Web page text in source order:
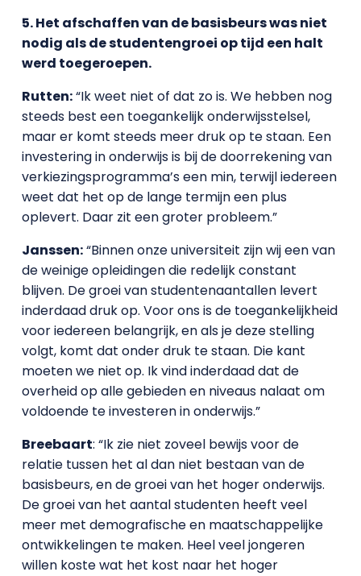
5. Het afschaffen van de basisbeurs was niet
nodig als de studentengroei op tijd een halt
werd toegeroepen.
Rutten:“Ik weet niet of dat zo is. We hebben nog
steeds best een toegankelijk onderwijsstelsel,
maar er komt steeds meer druk op te staan. Een
investering in onderwijs is bij de doorrekening van
verkiezingsprogramma’s een min, terwijl iedereen
weet dat het op de lange termijn een plus
oplevert. Daar zit een groter probleem.”
Janssen:“Binnen onze universiteit zijn wij een van
de weinige opleidingen die redelijk constant
blijven. De groei van studentenaantallen levert
inderdaad druk op. Voor ons is de toegankelijkheid
voor iedereen belangrijk, en als je deze stelling
volgt, komt dat onder druk te staan. Die kant
moeten we niet op. Ik vind inderdaad dat de
overheid op alle gebieden en niveaus nalaat om
voldoende te investeren in onderwijs.”
Breebaart: “Ik zie niet zoveel bewijs voor de
relatie tussen het al dan niet bestaan van de
basisbeurs, en de groei van het hoger onderwijs.
De groei van het aantal studenten heeft veel
meer met demografische en maatschappelijke
ontwikkelingen te maken. Heel veel jongeren
willen koste wat het kost naar het hoger